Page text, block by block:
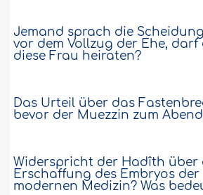
Jemand sprach die
vor dem Vollzug der Ehe, darf
diese Frau heiraten?
Das Urteil über das
bevor der Muezzin zum
Widerspricht der Hadîth über
Erschaffung des Embryos der
modernen Medizin? Was